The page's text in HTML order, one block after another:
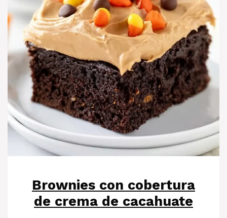
Brownies con cobertura
de crema de cacahuate